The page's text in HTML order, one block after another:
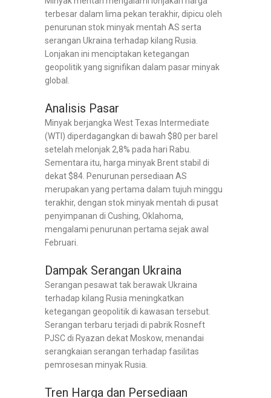
terbesar dalam lima pekan terakhir, dipicu oleh
penurunan stok minyak mentah AS serta
serangan Ukraina terhadap kilang Rusia.
Lonjakan ini menciptakan ketegangan
geopolitik yang signifikan dalam pasar minyak
global.
Analisis Pasar
Minyak berjangka West Texas Intermediate
(WTI) diperdagangkan di bawah $80 per barel
setelah melonjak 2,8% pada hari Rabu.
Sementara itu, harga minyak Brent stabil di
dekat $84. Penurunan persediaan AS
merupakan yang pertama dalam tujuh minggu
terakhir, dengan stok minyak mentah di pusat
penyimpanan di Cushing, Oklahoma,
mengalami penurunan pertama sejak awal
Februari.
Dampak Serangan Ukraina
Serangan pesawat tak berawak Ukraina
terhadap kilang Rusia meningkatkan
ketegangan geopolitik di kawasan tersebut.
Serangan terbaru terjadi di pabrik Rosneft
PJSC di Ryazan dekat Moskow, menandai
serangkaian serangan terhadap fasilitas
pemrosesan minyak Rusia.
Tren Harga dan Persediaan